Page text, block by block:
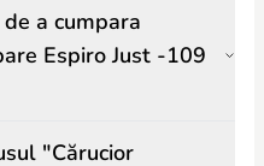
a cumpara
Espiro Just -109
"Cărucior